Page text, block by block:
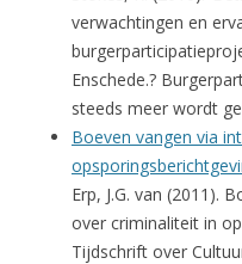
verwachtingen en
Enschede.?
steeds meer wordt
Boeven vangen via
Erp, J.G. van (2011).
over criminaliteit in
Tijdschrift over